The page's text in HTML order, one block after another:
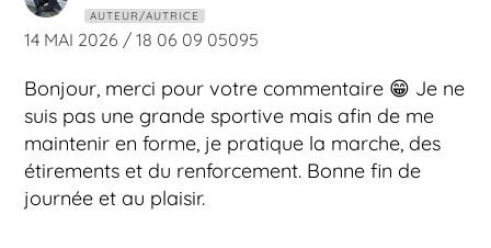
AUTEUR/AUTRICE
14 MAI 2026 / 18 06 09 05095
Bonjour, merci pour votre commentaire 😁 Je ne
suis pas une grande sportive mais afin de me
maintenir en forme, je pratique la marche, des
étirements et du renforcement. Bonne fin de
journée et au plaisir.